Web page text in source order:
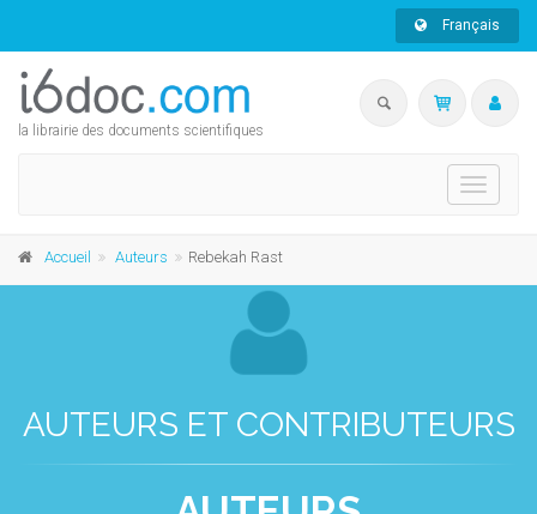
Français
la librairie des documents scientifiques
Toggle
Accueil Auteurs Rebekah Rast
AUTEURS ET CONTRIBUTEURS